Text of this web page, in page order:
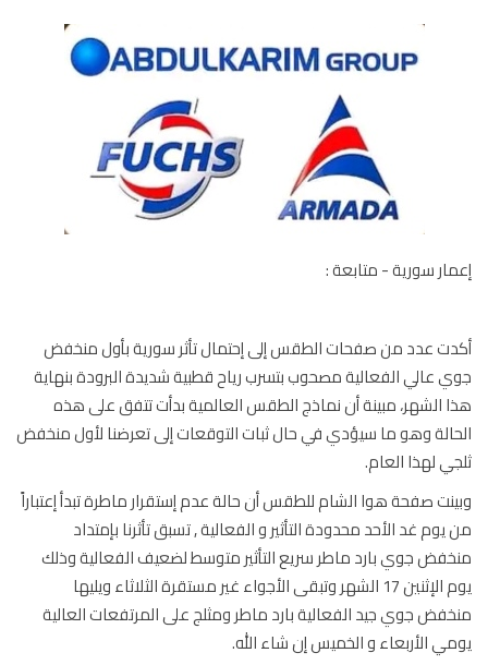
سورية - متابعة :
عدد من صفحات الطقس إلى إحتمال تأثر سورية بأول منخفض
عالي الفعالية مصحوب بتسرب رياح قطبية شديدة البرودة بنهاية
الشهر، مبينة أن نماذج الطقس العالمية بدأت تتفق على هذه
وهو ما سيؤدي في حال ثبات التوقعات إلى تعرضنا لأول منخفض
لهذا العام.
صفحة هوا الشام للطقس أن حالة عدم إستقرار ماطرة تبدأ إعتباراً
غد الأحد محدودة التأثير و الفعالية , تسبق تأثرنا بإمتداد
جوي بارد ماطر سريع التأثير متوسط لضعيف الفعالية وذلك
يوم الإثنين 17 الشهر وتبقى الأجواء غير مستقرة الثلاثاء ويليها
جوي جيد الفعالية بارد ماطر ومثلج على المرتفعات العالية
الأربعاء و الخميس إن شاء الله.